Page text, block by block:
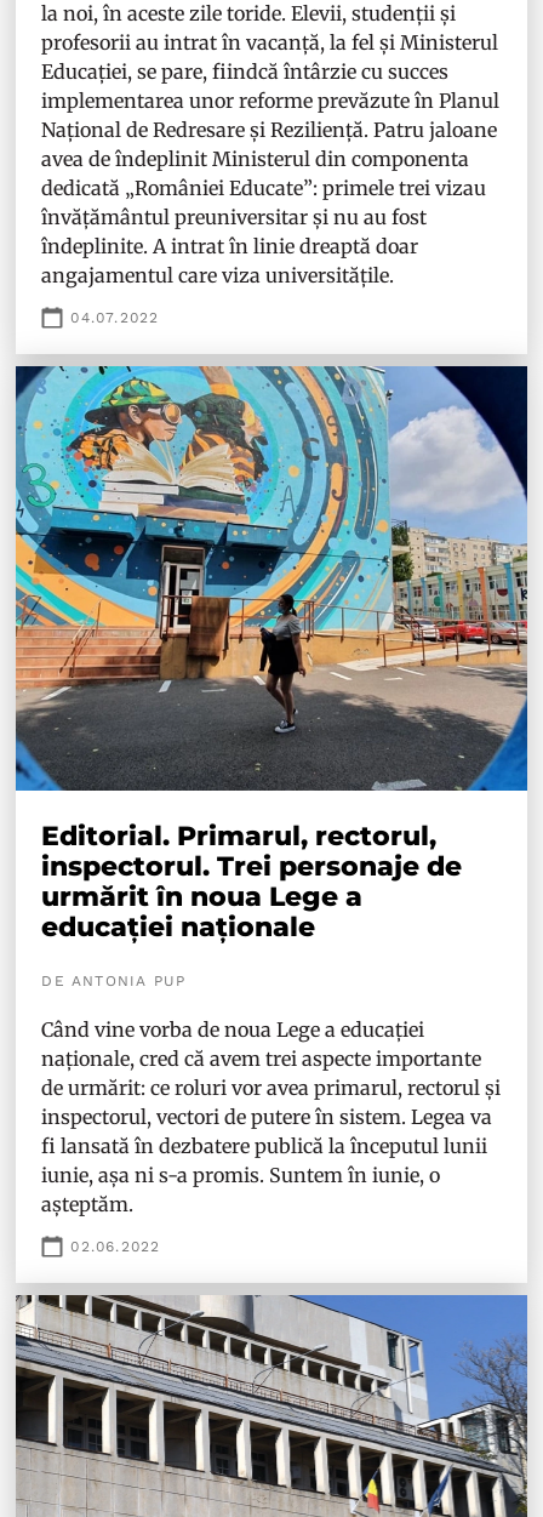
la noi, în aceste zile toride. Elevii, studenții și
profesorii au intrat în vacanță, la fel și Ministerul
Educației, se pare, fiindcă întârzie cu succes
implementarea unor reforme prevăzute în Planul
Național de Redresare și Reziliență. Patru jaloane
avea de îndeplinit Ministerul din componenta
dedicată „României Educate”: primele trei vizau
învățământul preuniversitar și nu au fost
îndeplinite. A intrat în linie dreaptă doar
angajamentul care viza universitățile.
04.07.2022
Editorial. Primarul, rectorul,
inspectorul. Trei personaje de
urmărit în noua Lege a
educației naționale
DE ANTONIA PUP
Când vine vorba de noua Lege a educației
naționale, cred că avem trei aspecte importante
de urmărit: ce roluri vor avea primarul, rectorul și
inspectorul, vectori de putere în sistem. Legea va
fi lansată în dezbatere publică la începutul lunii
iunie, așa ni s-a promis. Suntem în iunie, o
așteptăm.
02.06.2022